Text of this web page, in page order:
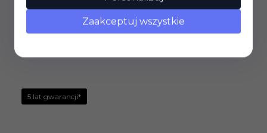
ROZMIAR M
176,75 PLN 600,00 PLN
5 lat gwarancji*
Zaakceptuj wszystkie